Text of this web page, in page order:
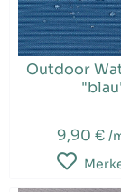
Outdoor
9,90 € /